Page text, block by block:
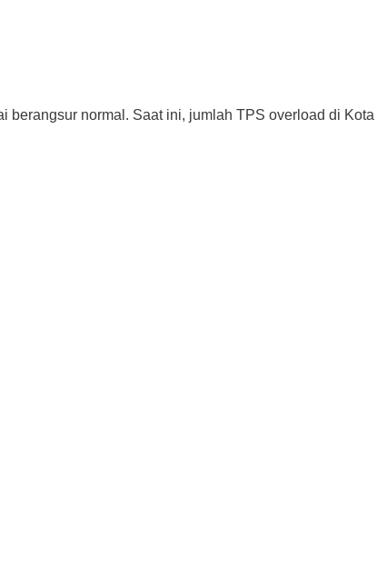
berangsur normal. Saat ini, jumlah TPS overload di Kota